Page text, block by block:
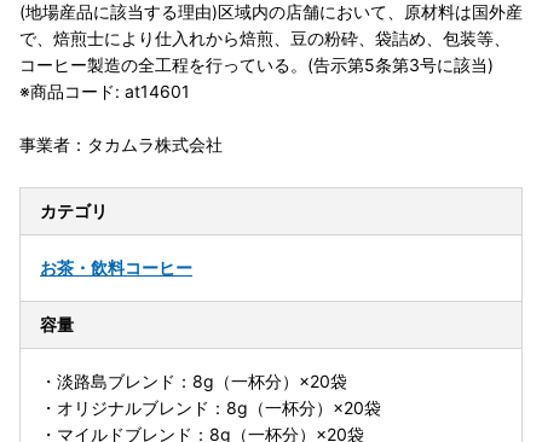
(地場産品に該当する理由)区域内の店舗において、原材料は国外産
で、焙煎士により仕入れから焙煎、豆の粉砕、袋詰め、包装等、
コーヒー製造の全工程を行っている。(告示第5条第3号に該当)
※商品コード: at14601
事業者：タカムラ株式会社
カテゴリ
お茶・飲料コーヒー
容量
・淡路島ブレンド：8g（一杯分）×20袋
・オリジナルブレンド：8g（一杯分）×20袋
・マイルドブレンド：8g（一杯分）×20袋